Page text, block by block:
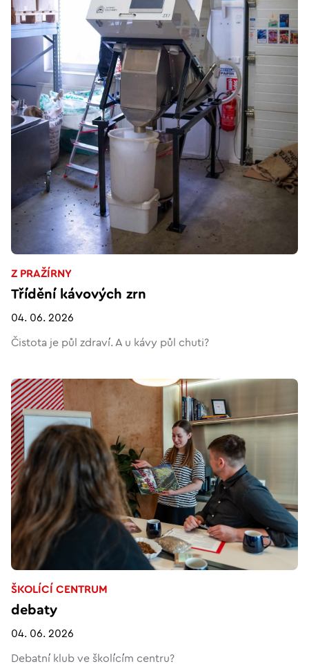
Z PRAŽÍRNY
Třídění kávových zrn
04. 06. 2026
Čistota je půl zdraví. A u kávy půl chuti?
ŠKOLÍCÍ CENTRUM
debaty
04. 06. 2026
Debatní klub ve školícím centru?